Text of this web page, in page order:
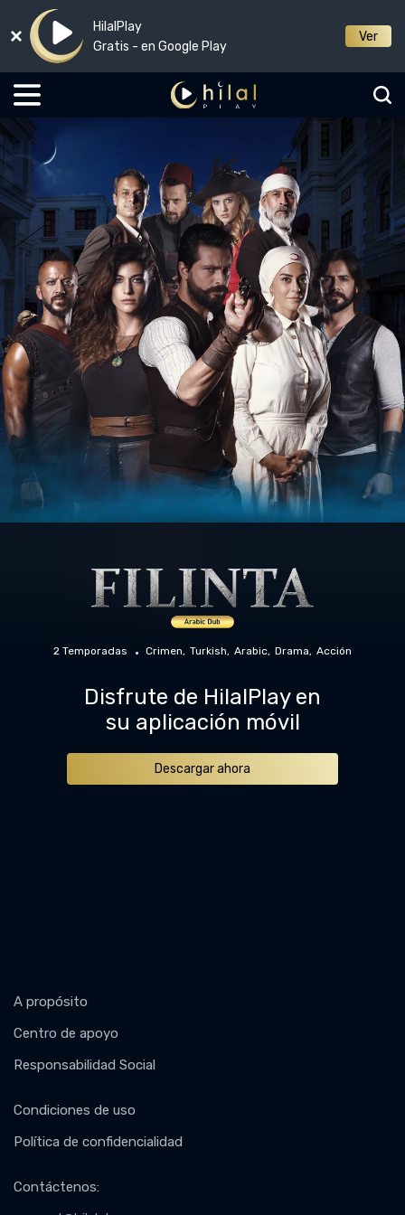
HilalPlay
Gratis - en Google Play
Ver
2 Temporadas Crimen Turkish Arabic Drama Acción
Disfrute de HilalPlay en
su aplicación móvil
Descargar ahora
A propósito
Centro de apoyo
Responsabilidad Social
Condiciones de uso
Política de confidencialidad
Contáctenos: